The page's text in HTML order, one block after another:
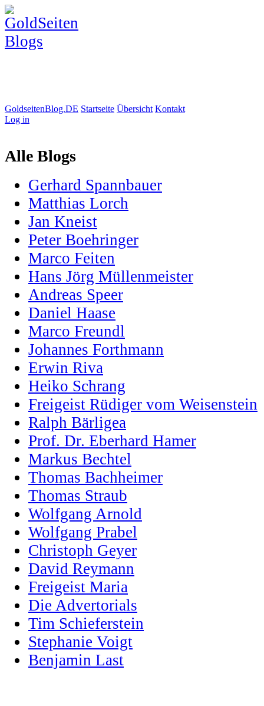
GoldseitenBlog.DE Startseite Übersicht Kontakt
Log in
Alle Blogs
Gerhard Spannbauer
Matthias Lorch
Jan Kneist
Peter Boehringer
Marco Feiten
Hans Jörg Müllenmeister
Andreas Speer
Daniel Haase
Marco Freundl
Johannes Forthmann
Erwin Riva
Heiko Schrang
Freigeist Rüdiger vom Weisenstein
Ralph Bärligea
Prof. Dr. Eberhard Hamer
Markus Bechtel
Thomas Bachheimer
Thomas Straub
Wolfgang Arnold
Wolfgang Prabel
Christoph Geyer
David Reymann
Freigeist Maria
Die Advertorials
Tim Schieferstein
Stephanie Voigt
Benjamin Last